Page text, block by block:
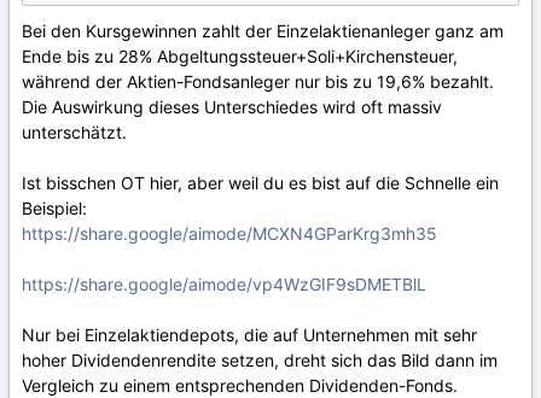
Bei den Kursgewinnen zahlt der Einzelaktienanleger ganz am
Ende bis zu 28% Abgeltungssteuer+Soli+Kirchensteuer,
während der Aktien-Fondsanleger nur bis zu 19,6% bezahlt.
Die Auswirkung dieses Unterschiedes wird oft massiv
unterschätzt.
Ist bisschen OT hier, aber weil du es bist auf die Schnelle ein
Beispiel:
https://share.google/aimode/MCXN4GParKrg3mh35
https://share.google/aimode/vp4WzGIF9sDMETBlL
Nur bei Einzelaktiendepots, die auf Unternehmen mit sehr
hoher Dividendenrendite setzen, dreht sich das Bild dann im
Vergleich zu einem entsprechenden Dividenden-Fonds.